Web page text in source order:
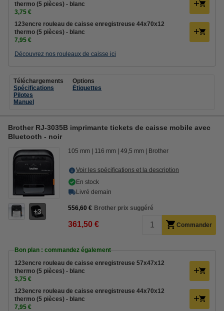
thermo (5 pièces) - blanc
3,75 €
123encre rouleau de caisse enregistreuse 44x70x12
thermo (5 pièces) - blanc
7,95 €
Découvrez nos rouleaux de caisse ici
Téléchargements
Spécifications
Pilotes
Manuel
Options
Étiquettes
Brother RJ-3035B imprimante tickets de caisse mobile avec
Bluetooth - noir
3
105 mm 116 mm 49,5 mm Brother
Voir les spécifications et la description
En stock
Livré demain
556,60 € Brother prix suggéré
361,50 € Commander
Bon plan : commandez également
123encre rouleau de caisse enregistreuse 57x47x12
thermo (5 pièces) - blanc
3,75 €
123encre rouleau de caisse enregistreuse 44x70x12
thermo (5 pièces) - blanc
7,95 €